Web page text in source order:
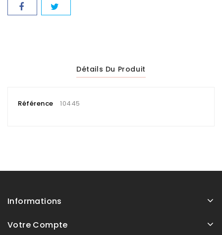
Détails Du Produit
Référence 10445
Informations
Votre Compte